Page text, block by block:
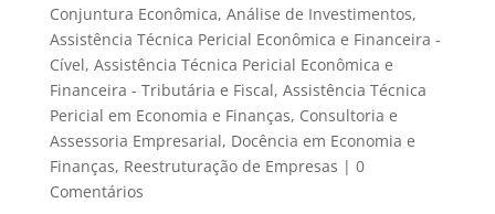
Conjuntura Econômica, Análise de Investimentos,
Assistência Técnica Pericial Econômica e Financeira -
Cível, Assistência Técnica Pericial Econômica e
Financeira - Tributária e Fiscal, Assistência Técnica
Pericial em Economia e Finanças, Consultoria e
Assessoria Empresarial, Docência em Economia e
Finanças, Reestruturação de Empresas | 0
Comentários